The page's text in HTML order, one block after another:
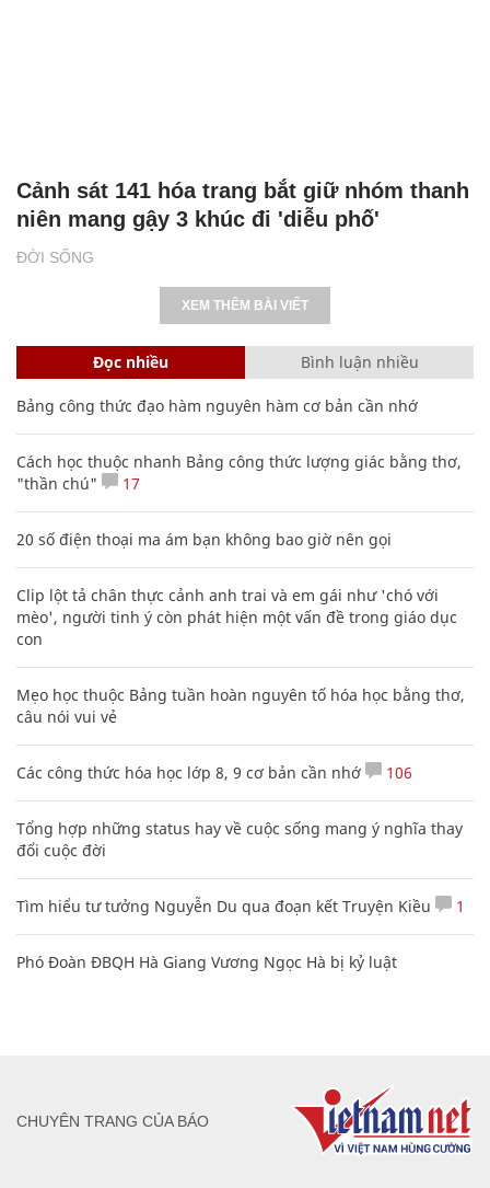
ĐỜI SỐNG
Cảnh sát 141 hóa trang bắt giữ nhóm thanh
niên mang gậy 3 khúc đi 'diễu phố'
XEM THÊM BÀI VIẾT
Đọc nhiều Bình luận nhiều
Bảng công thức đạo hàm nguyên hàm cơ bản cần nhớ
Cách học thuộc nhanh Bảng công thức lượng giác bằng thơ,
"thần chú"
17
20 số điện thoại ma ám bạn không bao giờ nên gọi
Clip lột tả chân thực cảnh anh trai và em gái như 'chó với
mèo', người tinh ý còn phát hiện một vấn đề trong giáo dục
con
Mẹo học thuộc Bảng tuần hoàn nguyên tố hóa học bằng thơ,
câu nói vui vẻ
Các công thức hóa học lớp 8, 9 cơ bản cần nhớ 106
Tổng hợp những status hay về cuộc sống mang ý nghĩa thay
đổi cuộc đời
Tìm hiểu tư tưởng Nguyễn Du qua đoạn kết Truyện Kiều 1
Phó Đoàn ĐBQH Hà Giang Vương Ngọc Hà bị kỷ luật
CHUYÊN TRANG CỦA BÁO